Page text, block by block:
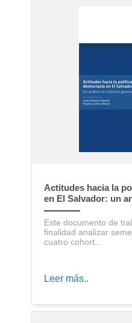
Actitudes hacia la
en El Salvador: un
generacionales
Este documento de
finalidad analizar
cuatro cohort...
Leer más..